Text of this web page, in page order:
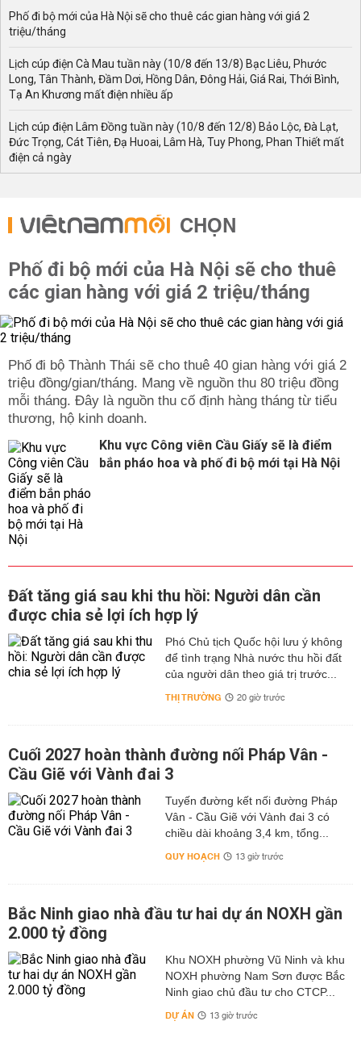
Phố đi bộ mới của Hà Nội sẽ cho thuê các gian hàng với giá 2
triệu/tháng
Lịch cúp điện Cà Mau tuần này (10/8 đến 13/8) Bạc Liêu, Phước
Long, Tân Thành, Đầm Dơi, Hồng Dân, Đông Hải, Giá Rai, Thới Bình,
Tạ An Khương mất điện nhiều ấp
Lịch cúp điện Lâm Đồng tuần này (10/8 đến 12/8) Bảo Lộc, Đà Lạt,
Đức Trọng, Cát Tiên, Đạ Huoai, Lâm Hà, Tuy Phong, Phan Thiết mất
điện cả ngày
CHỌN
Phố đi bộ mới của Hà Nội sẽ cho thuê
các gian hàng với giá 2 triệu/tháng
Phố đi bộ Thành Thái sẽ cho thuê 40 gian hàng với giá 2
triệu đồng/gian/tháng. Mang về nguồn thu 80 triệu đồng
mỗi tháng. Đây là nguồn thu cố định hàng tháng từ tiểu
thương, hộ kinh doanh.
Khu vực Công viên Cầu Giấy sẽ là điểm
bắn pháo hoa và phố đi bộ mới tại Hà Nội
Đất tăng giá sau khi thu hồi: Người dân cần
được chia sẻ lợi ích hợp lý
Phó Chủ tịch Quốc hội lưu ý không
để tình trạng Nhà nước thu hồi đất
của người dân theo giá trị trước...
THỊ TRƯỜNG 20 giờ trước
Cuối 2027 hoàn thành đường nối Pháp Vân -
Cầu Giẽ với Vành đai 3
Tuyến đường kết nối đường Pháp
Vân - Cầu Giẽ với Vành đai 3 có
chiều dài khoảng 3,4 km, tổng...
QUY HOẠCH 13 giờ trước
Bắc Ninh giao nhà đầu tư hai dự án NOXH gần
2.000 tỷ đồng
Khu NOXH phường Vũ Ninh và khu
NOXH phường Nam Sơn được Bắc
Ninh giao chủ đầu tư cho CTCP...
DỰ ÁN 13 giờ trước